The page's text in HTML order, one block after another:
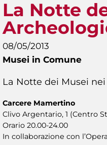
La Notte
08/05/2013
Musei in Comune
La Notte dei Musei
Carcere Mamertino
Clivo Argentario, 1 (Centro
Orario 20.00-24.00
In collaborazione con